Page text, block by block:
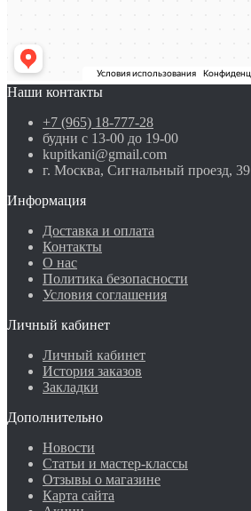
Наши контакты
+7 (965) 18-777-28
будни с 13-00 до 19-00
kupitkani@gmail.com
г. Москва, Сигнальный проезд, 39
Информация
Доставка и оплата
Контакты
О нас
Политика безопасности
Условия соглашения
Личный кабинет
Личный кабинет
История заказов
Закладки
Дополнительно
Новости
Статьи и мастер-классы
Отзывы о магазине
Карта сайта